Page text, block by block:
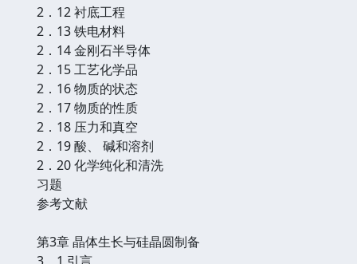
2．12 衬底工程
2．13 铁电材料
2．14 金刚石半导体
2．15 工艺化学品
2．16 物质的状态
2．17 物质的性质
2．18 压力和真空
2．19 酸、 碱和溶剂
2．20 化学纯化和清洗
习题
参考文献
第3章 晶体生长与硅晶圆制备